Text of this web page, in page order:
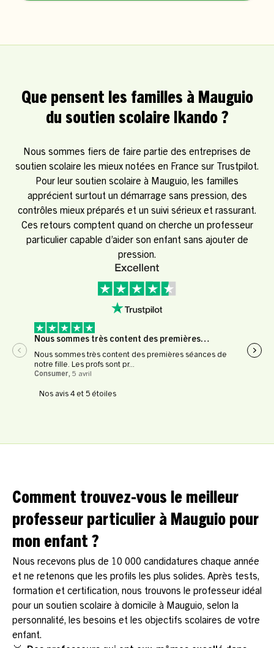
Que pensent les familles à Mauguio
du soutien scolaire Ikando ?
Nous sommes fiers de faire partie des entreprises de
soutien scolaire les mieux notées en France sur Trustpilot.
Pour leur soutien scolaire à Mauguio, les familles
apprécient surtout un démarrage sans pression, des
contrôles mieux préparés et un suivi sérieux et rassurant.
Ces retours comptent quand on cherche un professeur
particulier capable d’aider son enfant sans ajouter de
pression.
Nous sommes très content des premières…
Nous sommes très content des premières séances de
notre fille. Les profs sont pr...
Consumer, 5 avril
Nos avis 4 et 5 étoiles
Comment trouvez-vous le meilleur
professeur particulier à Mauguio pour
mon enfant ?
Nous recevons plus de 10 000 candidatures chaque année
et ne retenons que les profils les plus solides. Après tests,
formation et certification, nous trouvons le professeur idéal
pour un soutien scolaire à domicile à Mauguio, selon la
personnalité, les besoins et les objectifs scolaires de votre
enfant.